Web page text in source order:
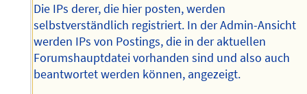
Die IPs derer, die hier posten, werden
selbstverständlich registriert. In der Admin-Ansicht
werden IPs von Postings, die in der aktuellen
Forumshauptdatei vorhanden sind und also auch
beantwortet werden können, angezeigt.